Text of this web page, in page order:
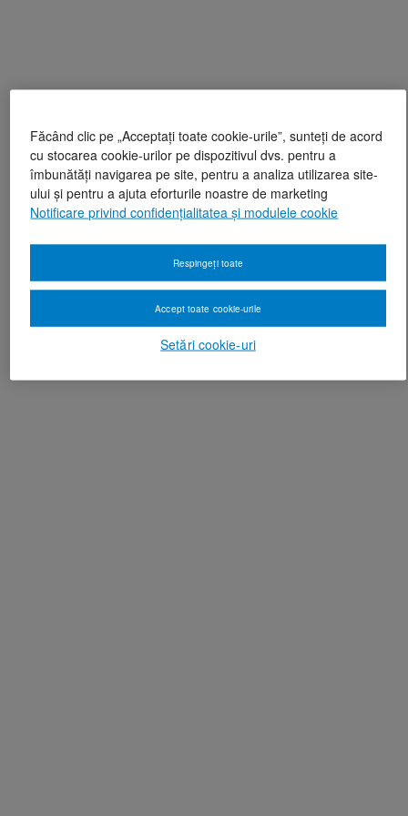
Făcând clic pe „Acceptați toate cookie-urile”, sunteți de acord
cu stocarea cookie-urilor pe dispozitivul dvs. pentru a
îmbunătăți navigarea pe site, pentru a analiza utilizarea site-
ului și pentru a ajuta eforturile noastre de marketing
Notificare privind confidențialitatea și modulele cookie
Setări cookie-uri
Respingeți toate
Accept toate cookie-urile